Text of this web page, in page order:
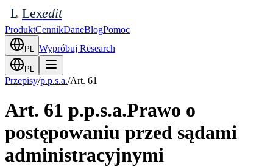
L Lexedit
ProduktCennikDaneBlogPomoc
PL Wypróbuj Research
PL
Przepisy/p.p.s.a./Art. 61
Art. 61 p.p.s.a.Prawo o
postępowaniu przed sądami
administracyjnymi